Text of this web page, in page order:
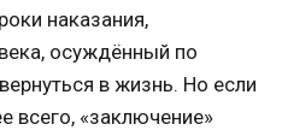
наказания,
осуждённый по
в жизнь. Но если
всего, «заключение»